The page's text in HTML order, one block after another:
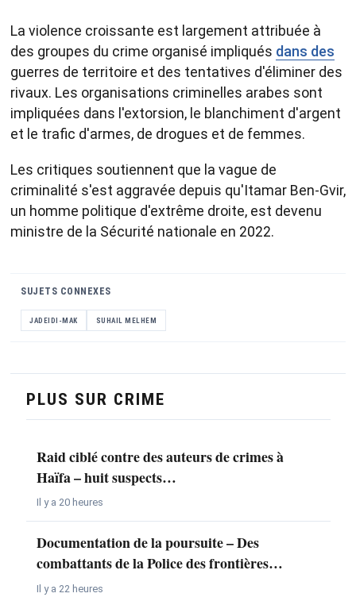
La violence croissante est largement attribuée à
des groupes du crime organisé impliqués dans des
guerres de territoire et des tentatives d'éliminer des
rivaux. Les organisations criminelles arabes sont
impliquées dans l'extorsion, le blanchiment d'argent
et le trafic d'armes, de drogues et de femmes.
Les critiques soutiennent que la vague de
criminalité s'est aggravée depuis qu'Itamar Ben-Gvir,
un homme politique d'extrême droite, est devenu
ministre de la Sécurité nationale en 2022.
SUJETS CONNEXES
JADEIDI-MAK SUHAIL MELHEM
PLUS SUR CRIME
Raid ciblé contre des auteurs de crimes à
Haïfa – huit suspects…
Il y a 20 heures
Documentation de la poursuite – Des
combattants de la Police des frontières…
Il y a 22 heures